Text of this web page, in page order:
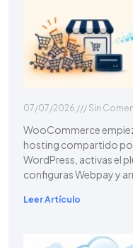
07/07/2026 Sin
WooCommerce
hosting compartido
WordPress, activas el
configuras Webpay y
Leer Artículo